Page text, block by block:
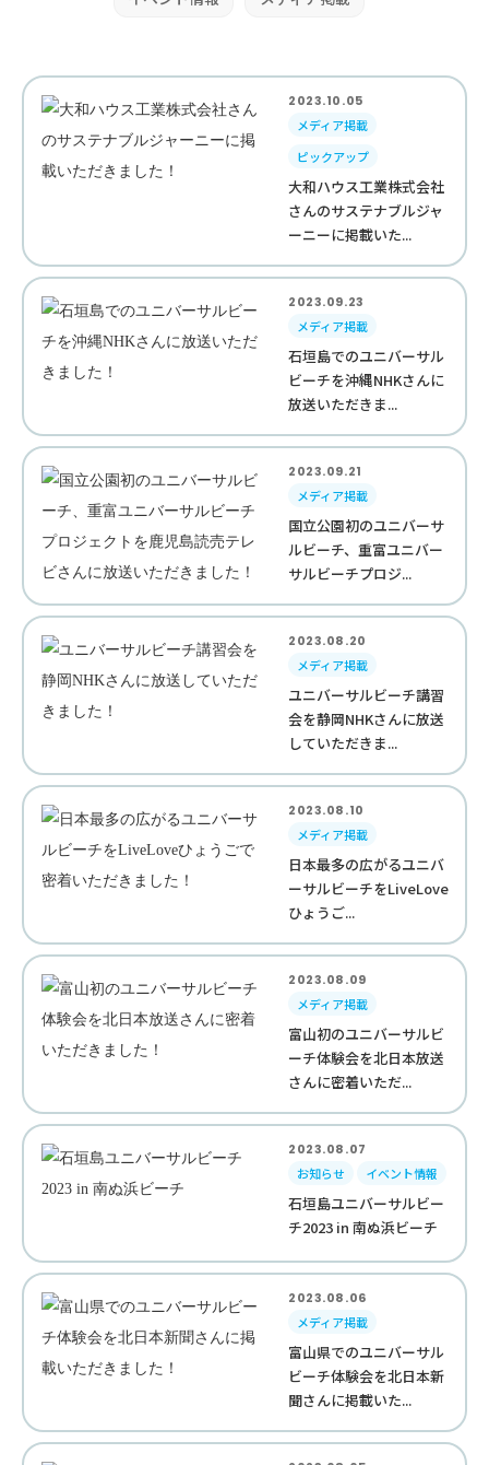
2023.10.05
メディア掲載
ピックアップ
大和ハウス工業株式会社
さんのサステナブルジャ
ーニーに掲載いた...
2023.09.23
メディア掲載
石垣島でのユニバーサル
ビーチを沖縄NHKさんに
放送いただきま...
2023.09.21
メディア掲載
国立公園初のユニバーサ
ルビーチ、重富ユニバー
サルビーチプロジ...
2023.08.20
メディア掲載
ユニバーサルビーチ講習
会を静岡NHKさんに放送
していただきま...
2023.08.10
メディア掲載
日本最多の広がるユニバ
ーサルビーチをLiveLove
ひょうご...
2023.08.09
メディア掲載
富山初のユニバーサルビ
ーチ体験会を北日本放送
さんに密着いただ...
2023.08.07
お知らせ
イベント情報
石垣島ユニバーサルビー
チ2023 in 南ぬ浜ビーチ
2023.08.06
メディア掲載
富山県でのユニバーサル
ビーチ体験会を北日本新
聞さんに掲載いた...